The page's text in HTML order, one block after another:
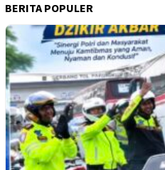
BERITA POPULER